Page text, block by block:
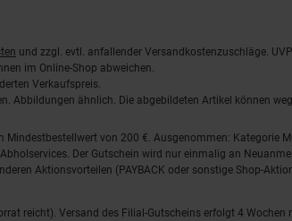
und zzgl. evtl. anfallender Versandkostenzuschläge.
im Online-Shop abweichen.
Verkaufspreis.
Abbildungen ähnlich. Die abgebildeten Artikel können
von 200 €. Ausgenommen: Kategorie
Der Gutschein wird nur einmalig an
Aktionsvorteilen (PAYBACK oder sonstige Shop-
reicht). Versand des Filial-Gutscheins erfolgt 4